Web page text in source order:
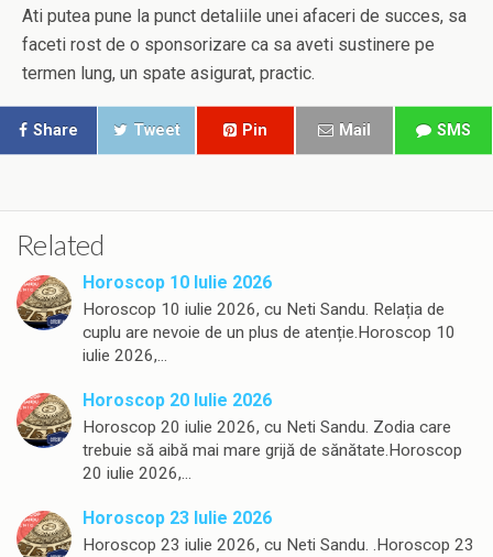
Ati putea pune la punct detaliile unei afaceri de succes, sa
faceti rost de o sponsorizare ca sa aveti sustinere pe
termen lung, un spate asigurat, practic.
Share Tweet Pin Mail SMS
Related
Horoscop 10 Iulie 2026
Horoscop 10 iulie 2026, cu Neti Sandu. Relația de
cuplu are nevoie de un plus de atenție.Horoscop 10
iulie 2026,…
Horoscop 20 Iulie 2026
Horoscop 20 iulie 2026, cu Neti Sandu. Zodia care
trebuie să aibă mai mare grijă de sănătate.Horoscop
20 iulie 2026,…
Horoscop 23 Iulie 2026
Horoscop 23 iulie 2026, cu Neti Sandu. .Horoscop 23